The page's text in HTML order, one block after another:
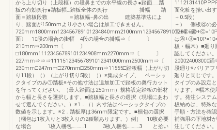
から上り切り（上段框）の段鼻までの水平線の長さ●踏面……踏
板の有効奥行●踏板幅…踏板全体の奥行 掛幅 踏
面＝踏板段数 ＝踏板幅−鼻の出 建築基準法によ
り、踏面が150mmより小さい場合は加工できません。
720mm1800mm123456789101234840mm2100mm123456789101234〔踏
面〕 10段の場合の掛幅 4段の場合の掛幅⇒〔 〕
210mm⇒200mm〔 〕
□180mm11123456789101234908mm2270mm⇒〔 〕
227mm⇒⇒⇒111151234567891012341000mm2500mm⇒〔 〕
230mm□247mm□270mm□250mm⇒11555□踏板幅（上がり切
り11段）（）（上がり切り5段）（）※集成タイプ、 ベーシッ
クタイプのみ①踏板※その他寸法は追加加工で踏板の奥行カット
を行ってください。（最大踏面は250mm）規格設定踏板の部材
から幅と長さを選択します。■踏板幅と長さの選択（現場にあわ
せて選んでください。）※1．（）内寸法はベーシックタイプの
数値を示します。※2．踏板厚は36mm限定です。■梱包の選択
（梱包は1枚入りと3枚入りの2種類あります。）例） 10枚必要
な場合 1枚入梱包‥‥‥‥‥1 3枚入梱包‥‥‥‥‥3 と拾い
面化粧を拾い出
＋0.5段） 側
＋） 側板ⓓの
は
板・幅木）■廻り
認してください
200024003000
段廻り※バリア
廻りと同じです
タイプのみ設定
ります。※幅木
す。発注システ
板納めは、特殊
手順・方法を確
補強用の下地材
注してください